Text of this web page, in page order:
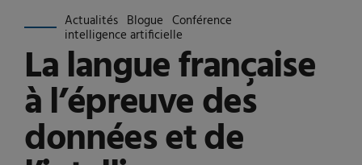
Actualités Blogue Conférence
intelligence artificielle
La langue française
à l’épreuve des
données et de